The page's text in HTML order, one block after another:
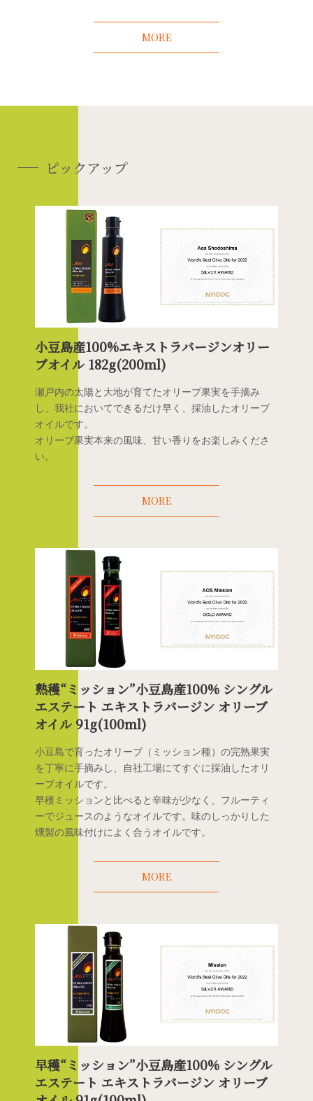
MORE
ピックアップ
小豆島産100%エキストラバージンオリー
ブオイル 182g(200ml)
瀬戸内の太陽と大地が育てたオリーブ果実を手摘み
し、我社においてできるだけ早く、採油したオリーブ
オイルです。
オリーブ果実本来の風味、甘い香りをお楽しみくださ
い。
MORE
熟穫“ミッション”小豆島産100% シングル
エステート エキストラバージン オリーブ
オイル 91g(100ml)
小豆島で育ったオリーブ（ミッション種）の完熟果実
を丁寧に手摘みし、自社工場にてすぐに採油したオリ
ーブオイルです。
早穫ミッションと比べると辛味が少なく、フルーティ
ーでジュースのようなオイルです。味のしっかりした
燻製の風味付けによく合うオイルです。
MORE
早穫“ミッション”小豆島産100% シングル
エステート エキストラバージン オリーブ